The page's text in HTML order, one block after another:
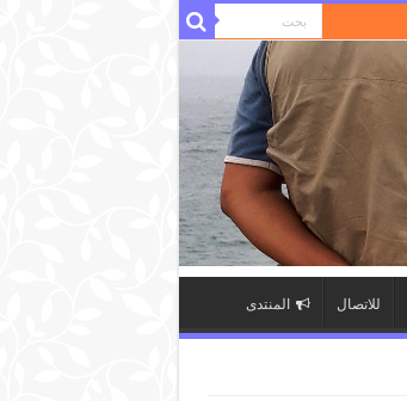
للاتصال المنتدى